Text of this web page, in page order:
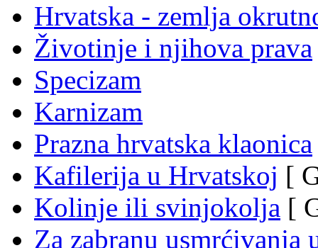
Hrvatska - zemlja
Životinje i njihova prava
Specizam
Karnizam
Prazna hrvatska klaonica
Kafilerija u Hrvatskoj [
Kolinje ili svinjokolja [
Za zabranu usmrćivanja